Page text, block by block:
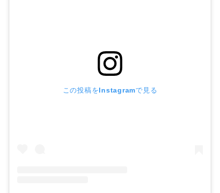
この投稿をInstagramで見る